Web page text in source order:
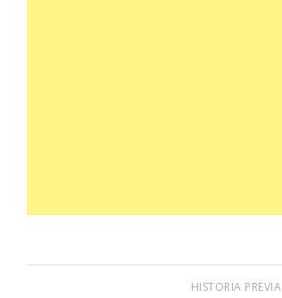
HISTORIA PREVIA